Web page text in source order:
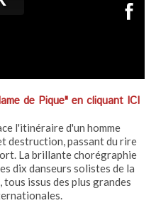
de Pique" en cliquant ICI
l'itinéraire d'un homme
destruction, passant du rire
La brillante chorégraphie
dix danseurs solistes de la
issus des plus grandes